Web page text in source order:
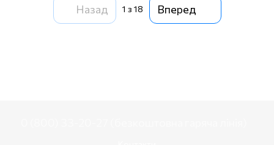
Назад 1 з 18 Вперед